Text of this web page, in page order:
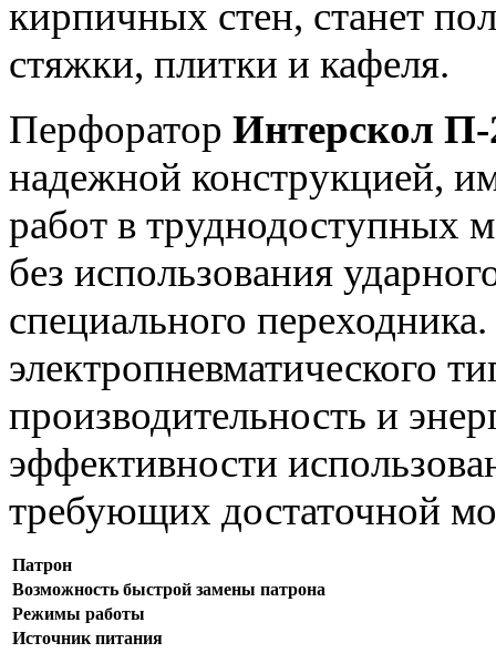
кирпичных стен, станет
стяжки, плитки и кафеля.
Перфоратор Интерскол
надежной конструкцией,
работ в труднодоступных
без использования
специального
электропневматического
производительность и
эффективности
требующих достаточной
Патрон
Возможность быстрой замены патрона
Режимы работы
Источник питания